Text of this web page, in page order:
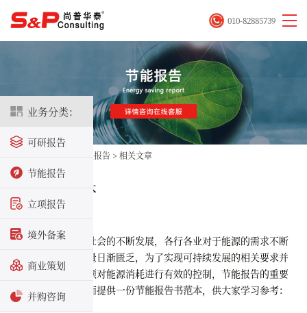
业务分类：
可研报告
节能报告
立项报告
境外备案
商业策划
并购咨询
010-82885739
节能报告 > 相关文章
节能报告书范本
2021-01-12
随着我国经济社会的不断发展，各行各业对于能源的需求不断
扩大，使得能源总量日渐匮乏，为了实现可持续发展的相关要求并
降低能源浪费，必须对能源消耗进行有效的控制，节能报告的重要
性正日益凸显。下面提供一份节能报告书范本 ，供大家学习参考：